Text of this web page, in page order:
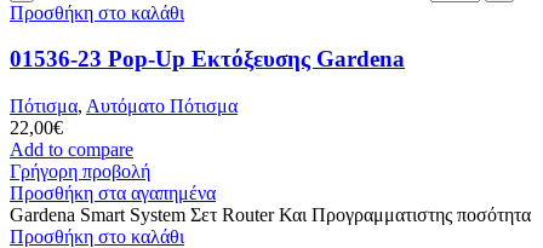
Προσθήκη στο καλάθι
01536-23 Pop-Up Εκτόξευσης Gardena
Πότισμα, Αυτόματο Πότισμα
22,00€
Add to compare
Γρήγορη προβολή
Προσθήκη στα αγαπημένα
Gardena Smart System Σετ Router Και Προγραμματιστης ποσότητα
Προσθήκη στο καλάθι